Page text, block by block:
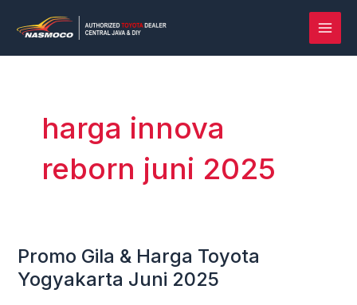
konten
harga innova
reborn juni 2025
Promo Gila & Harga Toyota
Yogyakarta Juni 2025
Promo
Gila